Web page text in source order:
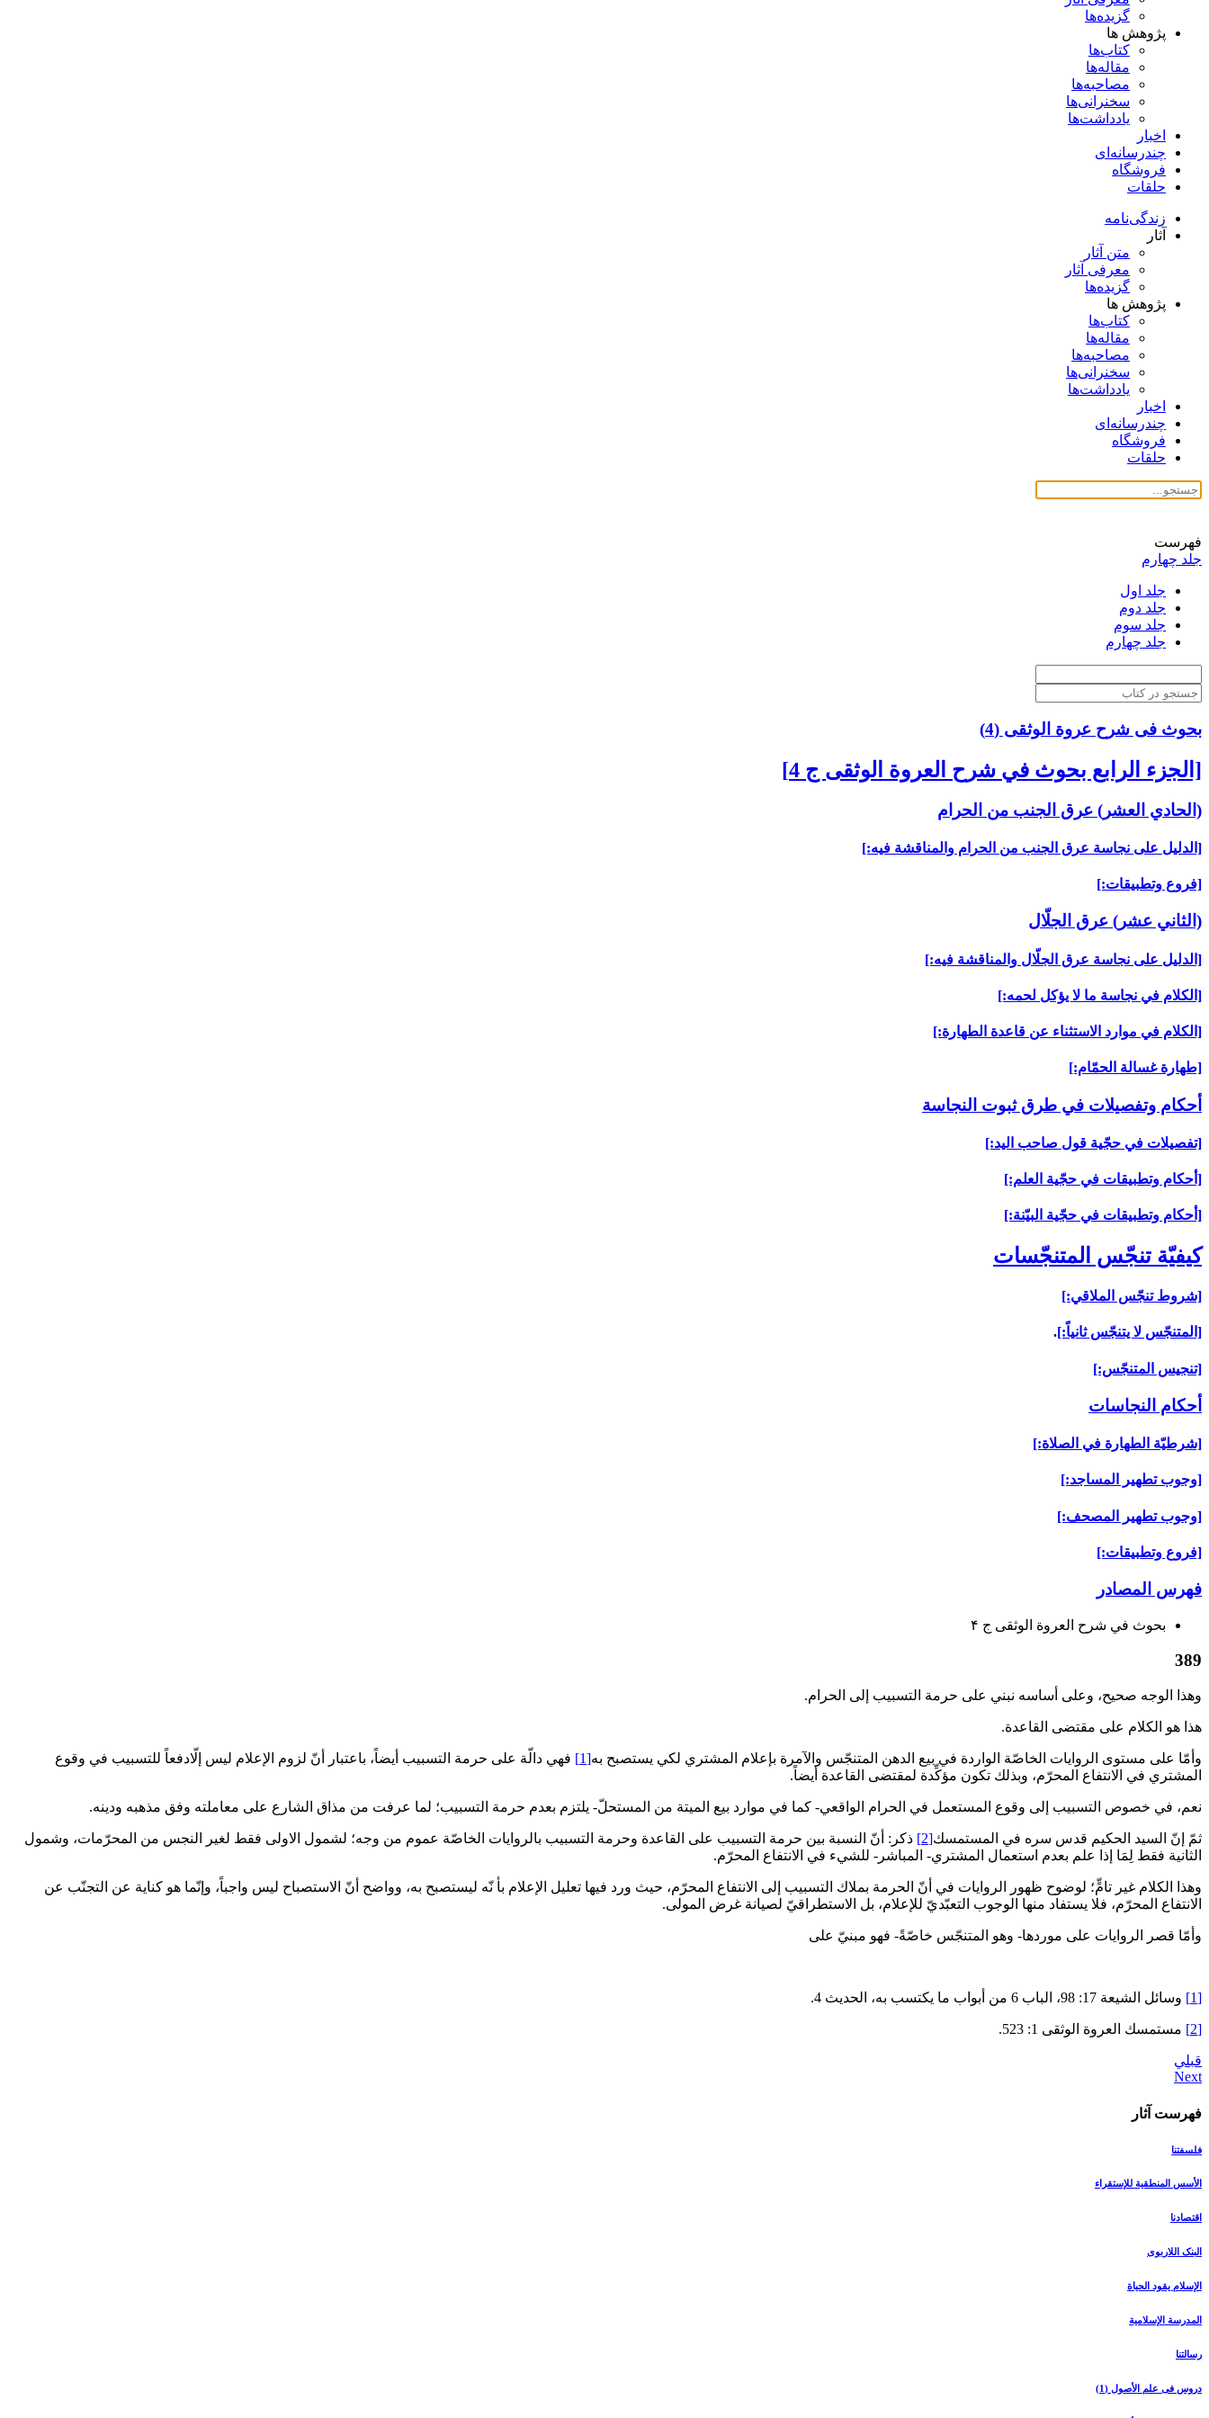
گزیده‌ها
پژوهش ها
کتاب‌ها
مقاله‌ها
مصاحبه‌ها
سخنرانی‌ها
یادداشت‌ها
اخبار
چندرسانه‌ای
فروشگاه
حلقات
زندگی‌نامه
آثار
متن آثار
معرفی آثار
گزیده‌ها
پژوهش ها
کتاب‌ها
مقاله‌ها
مصاحبه‌ها
سخنرانی‌ها
یادداشت‌ها
اخبار
چندرسانه‌ای
فروشگاه
حلقات
فهرست
جلد چهارم
جلد اول
جلد دوم
جلد سوم
جلد چهارم
بحوث فی شرح عروة الوثقی (4)
[الجزء الرابع بحوث في شرح العروة الوثقى ج 4]
(الحادي العشر) عرق الجنب من الحرام‏
[الدليل على نجاسة عرق الجنب من الحرام والمناقشة فيه:]
[فروع وتطبيقات:]
(الثاني عشر) عرق الجلّال‏
[الدليل على نجاسة عرق الجلّال والمناقشة فيه:]
[الكلام في نجاسة ما لا يؤكل لحمه:]
[الكلام في موارد الاستثناء عن قاعدة الطهارة:]
[طهارة غسالة الحمّام:]
أحكام وتفصيلات في طرق ثبوت النجاسة
[تفصيلات في حجّية قول صاحب اليد:]
[أحكام وتطبيقات في حجّية العلم:]
[أحكام وتطبيقات في حجّية البيّنة:]
كيفيّة تنجّس المتنجّسات‏
[شروط تنجّس الملاقي:]
[المتنجّس لا يتنجّس ثانياً:].
[تنجيس المتنجّس:]
أحكام النجاسات‏
[شرطيّة الطهارة في الصلاة:]
[وجوب تطهير المساجد:]
[وجوب تطهير المصحف:]
[فروع وتطبيقات:]
فهرس المصادر
بحوث في شرح العروة الوثقى ج ۴
389
وهذا الوجه صحيح، وعلى أساسه نبني على حرمة التسبيب إلى الحرام.
هذا هو الكلام على مقتضى القاعدة.
وأمّا على مستوى الروايات الخاصّة الواردة في بيع الدهن المتنجّس والآمرة بإعلام المشتري لكي يستصبح به‏[1]
فهي دالّة على حرمة التسبيب أيضاً، باعتبار أنّ لزوم الإعلام ليس إلّادفعاً للتسبيب في وقوع
المشتري في الانتفاع المحرّم، وبذلك تكون مؤكِّدة لمقتضى‏ القاعدة أيضاً.
نعم، في خصوص التسبيب إلى وقوع المستعمل في الحرام الواقعي- كما في موارد بيع الميتة من المستحلّ- يلتزم بعدم حرمة التسبيب؛ لما عرفت من مذاق الشارع على معاملته وفق مذهبه ودينه.
ثمّ إنّ السيد الحكيم قدس سره في المستمسك‏[2]
ذكر: أنّ النسبة بين حرمة التسبيب على القاعدة وحرمة التسبيب بالروايات الخاصّة عموم من وجه؛ لشمول الاولى فقط لغير النجس من المحرّمات، وشمول
الثانية فقط لِمَا إذا علم بعدم استعمال المشتري- المباشر- للشي‏ء في الانتفاع المحرّم.
وهذا الكلام غير تامٍّ؛ لوضوح ظهور الروايات في أنّ الحرمة بملاك التسبيب إلى الانتفاع المحرّم، حيث ورد فيها تعليل الإعلام بأ نّه ليستصبح به، وواضح أنّ الاستصباح ليس واجباً، وإنّما هو كناية عن التجنّب عن
الانتفاع المحرّم، فلا يستفاد منها الوجوب التعبّديّ للإعلام، بل الاستطراقيّ لصيانة غرض المولى.
وأمّا قصر الروايات على موردها- وهو المتنجّس خاصّةً- فهو مبنيّ على‏
[1] وسائل الشيعة 17: 98، الباب 6 من أبواب ما يكتسب به، الحديث 4.
[2] مستمسك العروة الوثقى 1: 523.
قبلي
فهرست آثار
فلسفتنا
الأسس المنطقیة للإستقراء
اقتصادنا
البنک اللاربوی
الإسلام یقود الحیاة
المدرسة الإسلامیة
رسالتنا
دروس فی علم الأصول (1)